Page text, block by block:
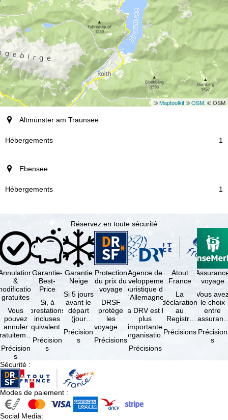
©Maptoolkit©OSM, © OSM
station
Hébergements
Altmünster am Traunsee
1
Ebensee
1
Réservez en toute sécurité
&
gratuites
Vous
pouvez
annuler
suivant
la
à …
Précision
s
Garantie-
Best-
Price
Si, à
prestations
incluses
équivalentes
réserve de
disponibilités,
Précision
s
Garantie
Neige
Si 5 jours
avant le
départ
(jour
d'arrivée),
tous les
domaines
Précision
s
Protection
du prix du
voyage
DRSF
protège
les
voyageurs
réservent
Précisions
Agence de
développement
touristique de
l'Allemagne
La DRV est la
plus
importante
organisation
professionnels
Précisions
Atout
France
La
déclaration
au
Registre
Opérateurs
Précisions
voyage
Vous
le choix
entre
et
Précision
s
Sécurité :
Modes de paiement :
Social Media: